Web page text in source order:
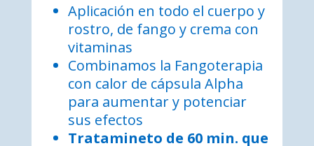
Aplicación en todo el cuerpo y
rostro, de fango y crema con
vitaminas
Combinamos la Fangoterapia
con calor de cápsula Alpha
para aumentar y potenciar
sus efectos
Tratamineto de 60 min. que